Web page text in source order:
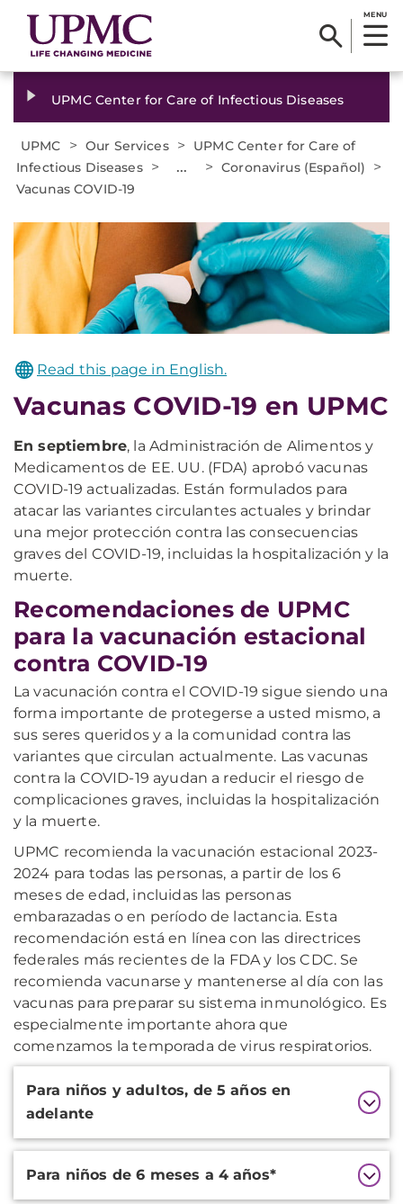
MENU
UPMC Center for Care of Infectious Diseases
UPMC > Our Services >
UPMC Center for Care of
Infectious Diseases > ... > Coronavirus (Español) >
Vacunas COVID-19
Read this page in English.
Vacunas COVID-19 en UPMC
En septiembre, la Administración de Alimentos y
Medicamentos de EE. UU. (FDA) aprobó vacunas
COVID-19 actualizadas. Están formulados para
atacar las variantes circulantes actuales y brindar
una mejor protección contra las consecuencias
graves del COVID-19, incluidas la hospitalización y la
muerte.
Recomendaciones de UPMC
para la vacunación estacional
contra COVID-19
La vacunación contra el COVID-19 sigue siendo una
forma importante de protegerse a usted mismo, a
sus seres queridos y a la comunidad contra las
variantes que circulan actualmente. Las vacunas
contra la COVID-19 ayudan a reducir el riesgo de
complicaciones graves, incluidas la hospitalización
y la muerte.
UPMC recomienda la vacunación estacional 2023-
2024 para todas las personas, a partir de los 6
meses de edad, incluidas las personas
embarazadas o en período de lactancia. Esta
recomendación está en línea con las directrices
federales más recientes de la FDA y los CDC. Se
recomienda vacunarse y mantenerse al día con las
vacunas para preparar su sistema inmunológico. Es
especialmente importante ahora que
comenzamos la temporada de virus respiratorios.
Additional
Information
Para niños y adultos, de 5 años en
adelante
Para niños de 6 meses a 4 años*